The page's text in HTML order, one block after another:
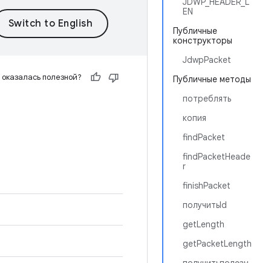
EN
Публичные
конструкторы
JdwpPacket
Публичные методы
потреблять
копия
findPacket
findPacketHeade
r
finishPacket
получитьId
getLength
getPacketLength
полезной?